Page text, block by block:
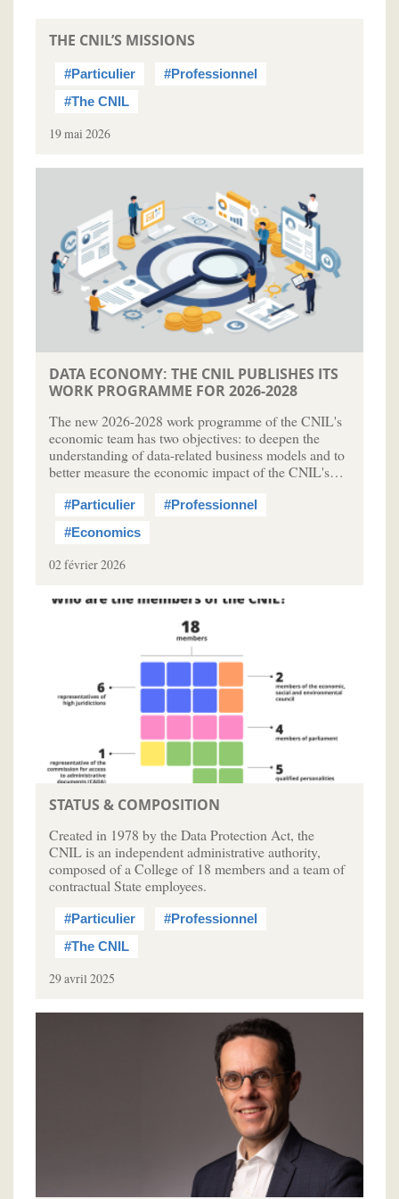
THE CNIL’S MISSIONS
#Particulier
#Professionnel
#The CNIL
19 mai 2026
DATA ECONOMY: THE CNIL PUBLISHES ITS
WORK PROGRAMME FOR 2026-2028
The new 2026-2028 work programme of the CNIL's
economic team has two objectives: to deepen the
understanding of data-related business models and to
better measure the economic impact of the CNIL's…
#Particulier
#Professionnel
#Economics
02 février 2026
STATUS & COMPOSITION
Created in 1978 by the Data Protection Act, the
CNIL is an independent administrative authority,
composed of a College of 18 members and a team of
contractual State employees.
#Particulier
#Professionnel
#The CNIL
29 avril 2025